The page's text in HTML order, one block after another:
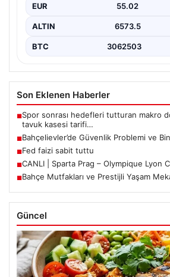
EUR 55.02
ALTIN 6573.5
BTC 3062503
Son Eklenen Haberler
■Spor sonrası hedefleri tutturan makro
tavuk kasesi tarifi…
■Bahçelievler’de Güvenlik Problemi ve
■Fed faizi sabit tuttu
■CANLI | Sparta Prag – Olympique Lyon
■Bahçe Mutfakları ve Prestijli Yaşam
Güncel